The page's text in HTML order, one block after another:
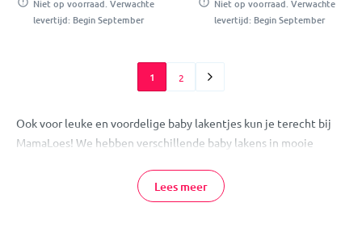
Niet op voorraad. Verwachte
levertijd: Begin September
Niet op voorraad. Verwachte
levertijd: Begin September
1 2
Ook voor leuke en voordelige baby lakentjes kun je terecht bij
MamaLoes! We hebben verschillende baby lakens in mooie
matchen met onze dekentjes. Zo maak je van je babykamer een
stoere jongenskamer of snoezige meisjeskamer.
Lees meer